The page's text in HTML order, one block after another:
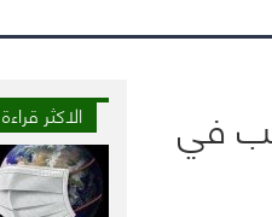
في الاكثر قراءة